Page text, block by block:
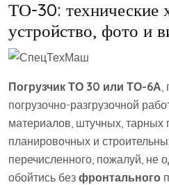
ТО-30: технические
устройство, фото и
Погрузчик ТО 30 или ТО-6А
погрузочно-разгрузочной
материалов, штучных, тарных
планировочных и
перечисленного, пожалуй, не
обойтись без фронтального